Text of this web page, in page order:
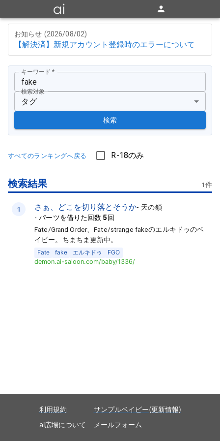
お知らせ (2026/08/02)
【解決済】新規アカウント登録時のエラーについて
キーワード *
検索対象
タグ
検索
すべてのランキングへ戻る R-18のみ
検索結果 1件
1 さぁ、どこを切り落とそうか- 天の鎖
-パーツを借りた回数 5回
Fate/Grand Order、Fate/strange fakeのエルキドゥのベ
イビー。ちまちま更新中。
Fate fake エルキドゥ
FGO
demon.ai-saloon.com/baby/1336/
利用規約
ai広場について
サンプルベイビー(更新情報)
メールフォーム